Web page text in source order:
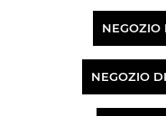
NEGOZIO